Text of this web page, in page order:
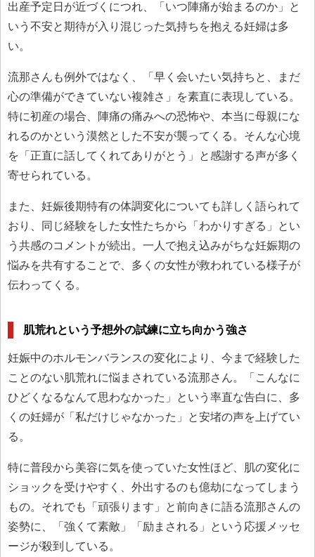
出産予定日が近づくにつれ、「いつ陣痛が始まるのか」と
いう不安と期待が入り混じった気持ちを抱える妊婦は多
い。
流那さんも例外ではなく、「早く会いたい気持ちと、まだ
心の準備ができていない複雑さ」を素直に表現している。
特に初産の場合、陣痛の痛みへの恐怖や、本当に母親にな
れるのかという漠然とした不安が襲ってくる。そんな心境
を「正直に話してくれてありがとう」と感謝する声が多く
寄せられている。
また、妊娠後期特有の体調変化についても詳しく語られて
おり、同じ経験をした女性たちから「わかりすぎる」とい
う共感のコメントが続出。一人で抱え込みがちな妊娠期の
悩みを共有することで、多くの女性が救われている様子が
伝わってくる。
肌荒れという予想外の試練に立ち向かう強さ
妊娠中のホルモンバランスの変化により、今まで経験した
ことのない肌荒れに悩まされている流那さん。「こんなに
ひどくなるなんて思わなかった」という率直な告白に、多
くの妊婦が「私だけじゃなかった」と安堵の声を上げてい
る。
特に普段から美容に気を使っていた女性ほど、肌の変化に
ショックを受けやすく、外出するのも億劫になってしまう
もの。それでも「頑張ります」と前向きに語る流那さんの
姿勢に、「強くて素敵」「励まされる」という応援メッセ
ージが殺到している。